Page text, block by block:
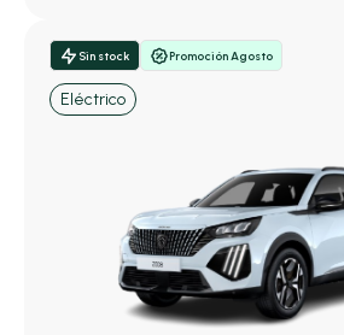
Sin stock Promoción Agosto
Eléctrico